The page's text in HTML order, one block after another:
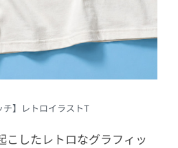
チ】レトロイラストT
こしたレトロなグラフィッ